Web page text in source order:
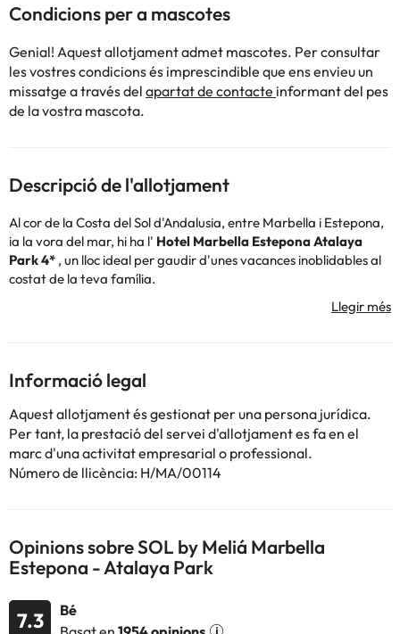
Condicions per a mascotes
Genial! Aquest allotjament admet mascotes. Per consultar
les vostres condicions és imprescindible que ens envieu un
missatge a través del apartat de contacte informant del pes
de la vostra mascota.
Descripció de l'allotjament
Al cor de la Costa del Sol d'Andalusia, entre Marbella i Estepona,
ia la vora del mar, hi ha l' Hotel Marbella Estepona Atalaya
Park 4* , un lloc ideal per gaudir d'unes vacances inoblidables al
costat de la teva família.
L'hotel compta amb recepció 24 hores, bar i restaurant, una
zona enjardinada, pàrquing exterior de pagament i una piscina
televisió, telèfon, caixa forta (de pagament) i bany complet amb
dutxa o banyera i assecador. A més, totes les habitacions tenen
balcó.
Allotjat a l'hotel podràs gaudir de l'ambient mediterrani andalús
passejant pels carrers estrets i les cases de façana blanca. A 5km
trobaràs
Puerto Banús , on et recomanem passar una tarda de
compres. A més, podràs gaudir de les meravelloses platges de la
Reserva ja les teves vacances a l'Hotel Marbella Estepona
Atalaya Park 4*i gaudeix de les teves vacances a la Costa del
Sol!
Informació legal
Aquest allotjament és gestionat per una persona jurídica.
Per tant, la prestació del servei d'allotjament es fa en el
marc d'una activitat empresarial o professional.
Número de llicència: H/MA/00114
Opinions sobre SOL by Meliá Marbella
Estepona - Atalaya Park
7.3
Bé